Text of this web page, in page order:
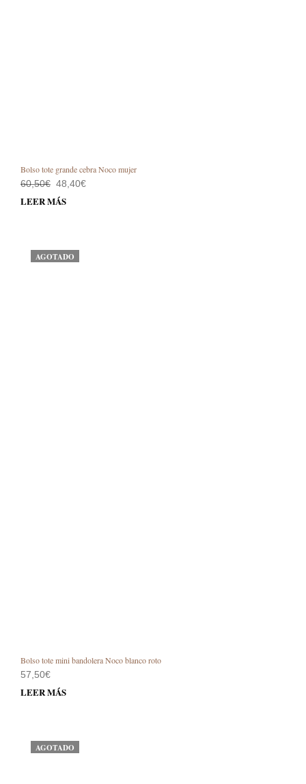
Bolso tote grande cebra Noco mujer
60,50€ El
original
48,40€El
LEER MÁS
AGOTADO
Bolso tote mini bandolera Noco blanco roto
57,50€
LEER MÁS
AGOTADO